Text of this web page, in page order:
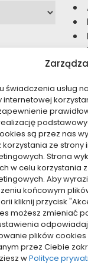
świadczenia usług
internetowej
są przez nas
korzystania ze
Strona
w celu korzystania
Aby
końcowym
kliknij przycisk
możesz zmieniać
plików
przez Ciebie
wPolityce